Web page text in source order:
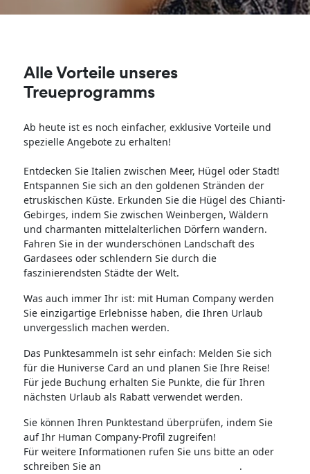
Alle Vorteile unseres
Treueprogramms
Ab heute ist es noch einfacher, exklusive Vorteile und
spezielle Angebote zu erhalten!
Entdecken Sie Italien zwischen Meer, Hügel oder Stadt!
Entspannen Sie sich an den goldenen Stränden der
etruskischen Küste. Erkunden Sie die Hügel des Chianti-
Gebirges, indem Sie zwischen Weinbergen, Wäldern
und charmanten mittelalterlichen Dörfern wandern.
Fahren Sie in der wunderschönen Landschaft des
Gardasees oder schlendern Sie durch die
faszinierendsten Städte der Welt.
Was auch immer Ihr ist: mit Human Company werden
Sie einzigartige Erlebnisse haben, die Ihren Urlaub
unvergesslich machen werden.
Das Punktesammeln ist sehr einfach: Melden Sie sich
für die Huniverse Card an und planen Sie Ihre Reise!
Für jede Buchung erhalten Sie Punkte, die für Ihren
nächsten Urlaub als Rabatt verwendet werden.
Sie können Ihren Punktestand überprüfen, indem Sie
auf Ihr Human Company-Profil zugreifen!
Für weitere Informationen rufen Sie uns bitte an oder
schreiben Sie an
.